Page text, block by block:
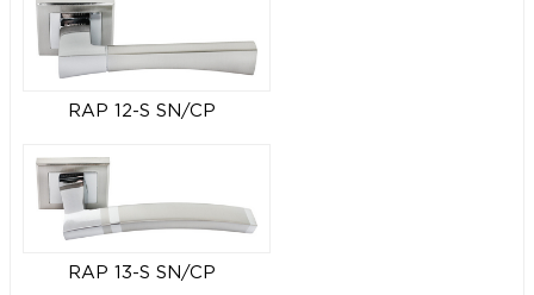
RAP 12-S SN/CP
RAP 13-S SN/CP